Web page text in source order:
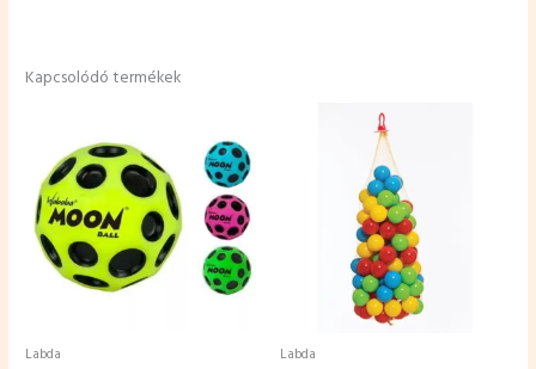
Kapcsolódó termékek
Labda Labda